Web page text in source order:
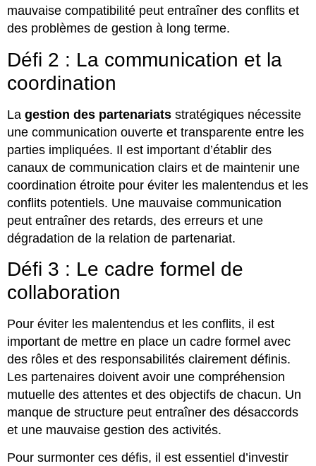
mauvaise compatibilité peut entraîner des conflits et
des problèmes de gestion à long terme.
Défi 2 : La communication et la
coordination
La gestion des partenariats stratégiques nécessite
une communication ouverte et transparente entre les
parties impliquées. Il est important d’établir des
canaux de communication clairs et de maintenir une
coordination étroite pour éviter les malentendus et les
conflits potentiels. Une mauvaise communication
peut entraîner des retards, des erreurs et une
dégradation de la relation de partenariat.
Défi 3 : Le cadre formel de
collaboration
Pour éviter les malentendus et les conflits, il est
important de mettre en place un cadre formel avec
des rôles et des responsabilités clairement définis.
Les partenaires doivent avoir une compréhension
mutuelle des attentes et des objectifs de chacun. Un
manque de structure peut entraîner des désaccords
et une mauvaise gestion des activités.
Pour surmonter ces défis, il est essentiel d’investir